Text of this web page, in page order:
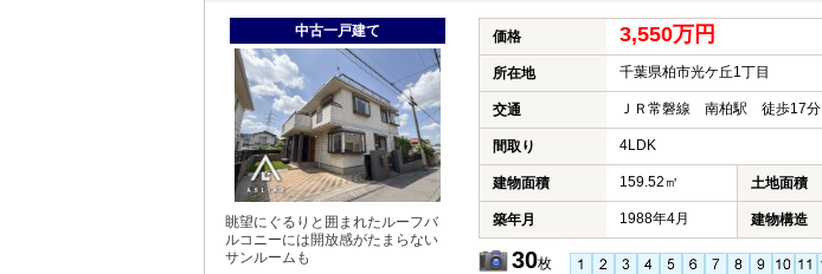
中古一戸建て
眺望にぐるりと囲まれたルーフバ
ルコニーには開放感がたまらない
サンルームも
価格 3,550万円
所在地 千葉県柏市光ケ丘1丁目
交通 ＪＲ常磐線 南柏駅 徒歩17分
間取り 4LDK
建物面積 159.52㎡ 土地面積
築年月 1988年4月 建物構造
30枚